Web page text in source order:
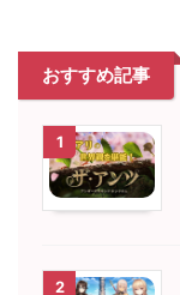
おすすめ記事
1
2